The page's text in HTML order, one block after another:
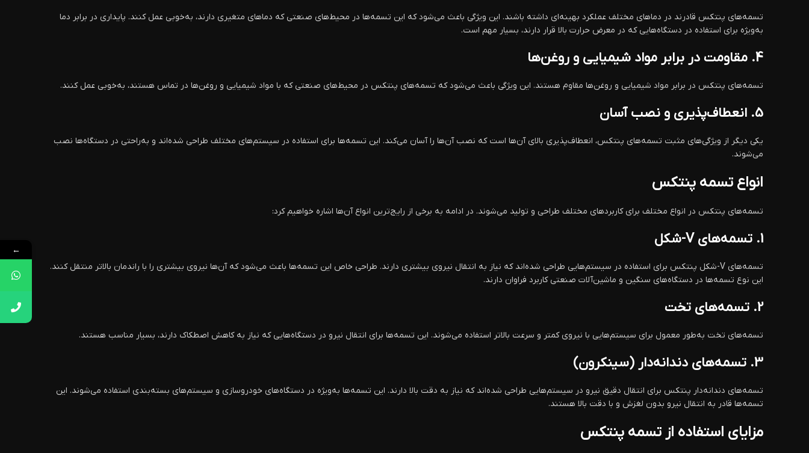
تسمه‌های پنتکس قادرند در دماهای مختلف عملکرد بهینه‌ای داشته باشند. این ویژگی باعث می‌شود که این تسمه‌ها در محیط‌های صنعتی که دماهای متغیری دارند، به‌خوبی عمل کنند. پایداری در برابر دما
به‌ویژه برای استفاده در دستگاه‌هایی که در معرض حرارت بالا قرار دارند، بسیار مهم است.
4. مقاومت در برابر مواد شیمیایی و روغن‌ها
تسمه‌های پنتکس در برابر مواد شیمیایی و روغن‌ها مقاوم هستند. این ویژگی باعث می‌شود که تسمه‌های پنتکس در محیط‌های صنعتی که با مواد شیمیایی و روغن‌ها در تماس هستند، به‌خوبی عمل کنند.
5. انعطاف‌پذیری و نصب آسان
یکی دیگر از ویژگی‌های مثبت تسمه‌های پنتکس، انعطاف‌پذیری بالای آن‌ها است که نصب آن‌ها را آسان می‌کند. این تسمه‌ها برای استفاده در سیستم‌های مختلف طراحی شده‌اند و به‌راحتی در دستگاه‌ها نصب
می‌شوند.
انواع تسمه پنتکس
تسمه‌های پنتکس در انواع مختلف برای کاربردهای مختلف طراحی و تولید می‌شوند. در ادامه به برخی از رایج‌ترین انواع آن‌ها اشاره خواهیم کرد:
1. تسمه‌های V-شکل
تسمه‌های V-شکل پنتکس برای استفاده در سیستم‌هایی طراحی شده‌اند که نیاز به انتقال نیروی بیشتری دارند. طراحی خاص این تسمه‌ها باعث می‌شود که آن‌ها نیروی بیشتری را با راندمان بالاتر منتقل کنند.
این نوع تسمه‌ها در دستگاه‌های سنگین و ماشین‌آلات صنعتی کاربرد فراوان دارند.
2. تسمه‌های تخت
تسمه‌های تخت به‌طور معمول برای سیستم‌هایی با نیروی کمتر و سرعت بالاتر استفاده می‌شوند. این تسمه‌ها برای انتقال نیرو در دستگاه‌هایی که نیاز به کاهش اصطکاک دارند، بسیار مناسب هستند.
3. تسمه‌های دندانه‌دار (سینکرون)
تسمه‌های دندانه‌دار پنتکس برای انتقال دقیق نیرو در سیستم‌هایی طراحی شده‌اند که نیاز به دقت بالا دارند. این تسمه‌ها به‌ویژه در دستگاه‌های خودروسازی و سیستم‌های بسته‌بندی استفاده می‌شوند. این
تسمه‌ها قادر به انتقال نیرو بدون لغزش و با دقت بالا هستند.
مزایای استفاده از تسمه پنتکس
←